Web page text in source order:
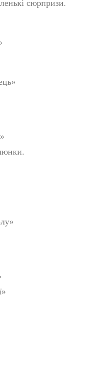
сюрпризи.